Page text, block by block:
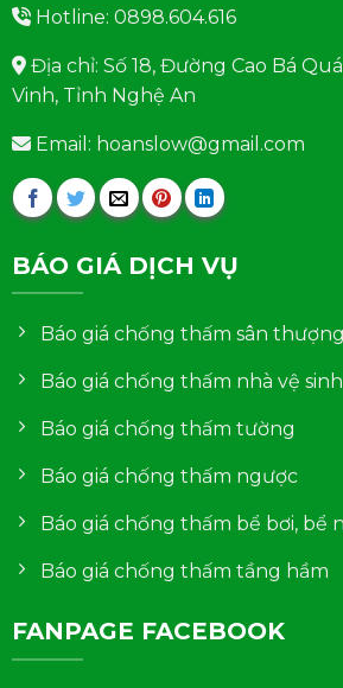
Hotline: 0898.604.616
Địa chỉ: Số 18, Đường Cao Bá
Vinh, Tỉnh Nghệ An
Email: hoanslow@gmail.com
BÁO GIÁ DỊCH VỤ
Báo giá chống thấm sân thượng
Báo giá chống thấm nhà vệ sinh
Báo giá chống thấm tường
Báo giá chống thấm ngược
Báo giá chống thấm bể bơi, bể
Báo giá chống thấm tầng hầm
FANPAGE FACEBOOK